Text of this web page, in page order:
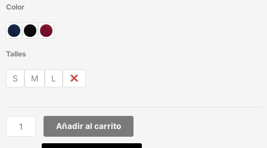
Color
Talles
S M L XL
Georgia
OUT
cantidad
Añadir al carrito